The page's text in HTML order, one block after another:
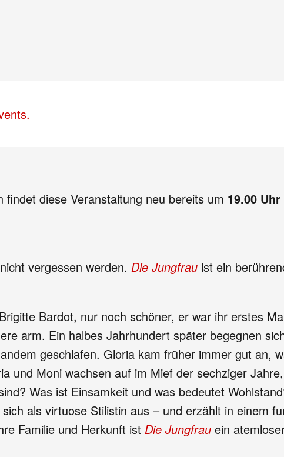
diese Veranstaltung neu bereits um 19.00 Uhr
vergessen werden. Die Jungfrau ist ein
Bardot, nur noch schöner, er war ihr erstes
arm. Ein halbes Jahrhundert später begegnen
geschlafen. Gloria kam früher immer gut an,
und Moni wachsen auf im Mief der sechziger
Was ist Einsamkeit und was bedeutet
als virtuose Stilistin aus – und erzählt in einem
Familie und Herkunft ist Die Jungfrau ein